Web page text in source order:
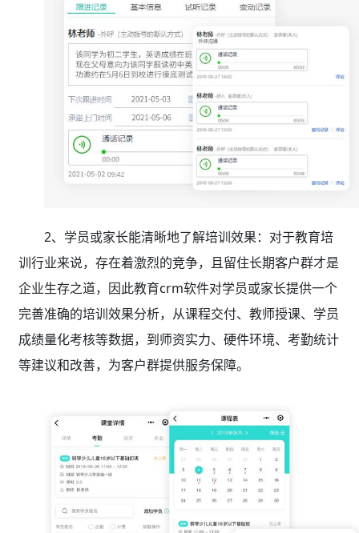
2、学员或家长能清晰地了解培训效果：对于教育培
训行业来说，存在着激烈的竞争，且留住长期客户群才是
企业生存之道，因此教育crm软件对学员或家长提供一个
完善准确的培训效果分析，从课程交付、教师授课、学员
成绩量化考核等数据，到师资实力、硬件环境、考勤统计
等建议和改善，为客户群提供服务保障。